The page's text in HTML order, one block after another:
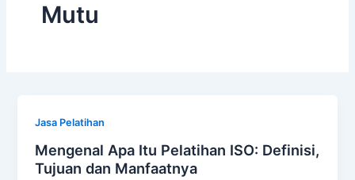
Mutu
Jasa Pelatihan
Mengenal Apa Itu Pelatihan ISO: Definisi,
Tujuan dan Manfaatnya